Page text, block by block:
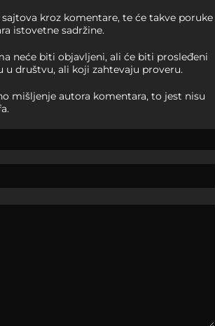
kroz komentare, te će takve poruke
istovetne sadržine.
neće biti objavljeni, ali će biti prosleđeni
društvu, ali koji zahtevaju proveru.
mišljenje autora komentara, to jest nisu